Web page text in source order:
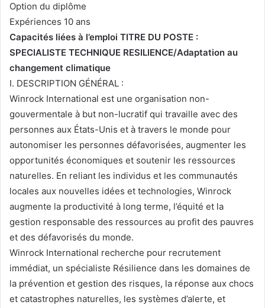
Option du diplôme
Expériences 10 ans
Capacités liées à l’emploi TITRE DU POSTE :
SPECIALISTE TECHNIQUE RESILIENCE/Adaptation au
changement climatique
I. DESCRIPTION GÉNÉRAL :
Winrock International est une organisation non-
gouvermentale à but non-lucratif qui travaille avec des
personnes aux États-Unis et à travers le monde pour
autonomiser les personnes défavorisées, augmenter les
opportunités économiques et soutenir les ressources
naturelles. En reliant les individus et les communautés
locales aux nouvelles idées et technologies, Winrock
augmente la productivité à long terme, l’équité et la
gestion responsable des ressources au profit des pauvres
et des défavorisés du monde.
Winrock International recherche pour recrutement
immédiat, un spécialiste Résilience dans les domaines de
la prévention et gestion des risques, la réponse aux chocs
et catastrophes naturelles, les systèmes d’alerte, et